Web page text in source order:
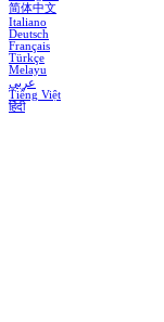
简体中文
Italiano
Deutsch
Français
Türkçe
Melayu
عربي
Tiếng Việt
हिंदी